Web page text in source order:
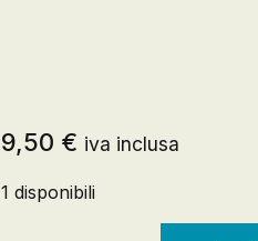
9,50 € iva inclusa
1 disponibili